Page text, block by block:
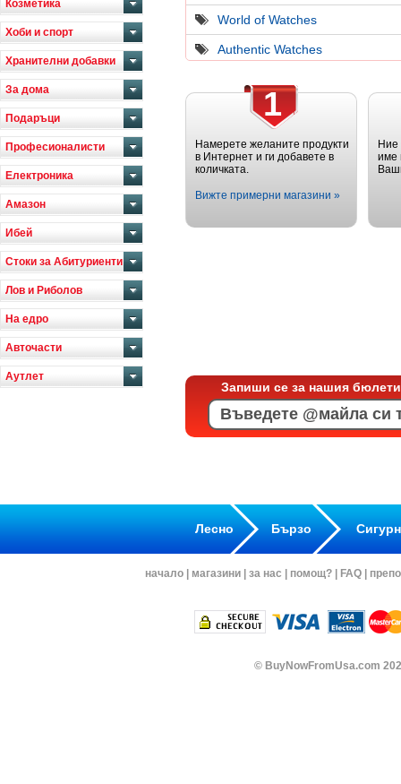
Козметика
Хоби и спорт
Хранителни добавки
За дома
Подаръци
Професионалисти
Електроника
Амазон
Ибей
Стоки за Абитуриенти
Лов и Риболов
На едро
Авточасти
Аутлет
World of Watches
Authentic Watches
1
Намерете желаните продукти
в Интернет и ги добавете в
количката.
Вижте примерни магазини »
име
Запиши се за нашия
Лесно Бързо
начало магазини за нас помощ? FAQ
© BuyNowFromUsa.com